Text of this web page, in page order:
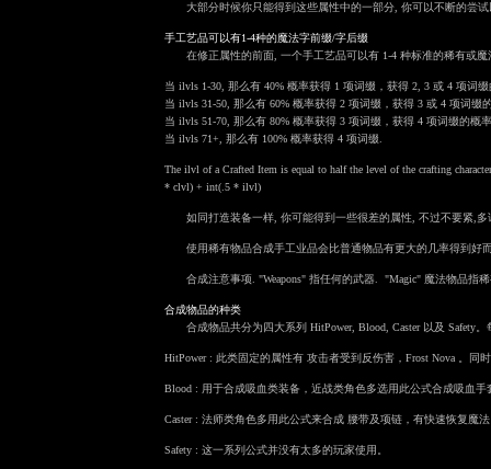
大部分时候你只能得到这些属性中的一部分, 你可以不断的尝
手工艺品可以有1-4种的魔法字前缀/字后缀
在修正属性的前面, 一个手工艺品可以有 1-4 种标准的稀有或
当 ilvls 1-30, 那么有 40% 概率获得 1 项词缀，获得 2, 3 或 4 项词
当 ilvls 31-50, 那么有 60% 概率获得 2 项词缀，获得 3 或 4 项词缀
当 ilvls 51-70, 那么有 80% 概率获得 3 项词缀，获得 4 项词缀的概
当 ilvls 71+, 那么有 100% 概率获得 4 项词缀.
The ilvl of a Crafted Item is equal to half the level of the crafting
* clvl) + int(.5 * ilvl)
如同打造装备一样, 你可能得到一些很差的属性, 不过不要紧,多
使用稀有物品合成手工业品会比普通物品有更大的几率得到好
合成注意事项. "Weapons" 指任何的武器. "Magic" 魔法物品指
合成物品的种类
合成物品共分为四大系列 HitPower, Blood, Caster 以及 Safety
HitPower : 此类固定的属性有 攻击者受到反伤害，Frost Nova 。同
Blood : 用于合成吸血类装备，近战类角色多选用此公式合成吸血手
Caster : 法师类角色多用此公式来合成 腰带及项链，有快速恢复魔
Safety : 这一系列公式并没有太多的玩家使用。